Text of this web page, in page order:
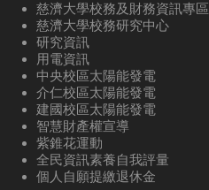
慈濟大學校務及財務資訊專區
慈濟大學校務研究中心
研究資訊
用電資訊
中央校區太陽能發電
介仁校區太陽能發電
建國校區太陽能發電
智慧財產權宣導
紫錐花運動
全民資訊素養自我評量
個人自願提繳退休金